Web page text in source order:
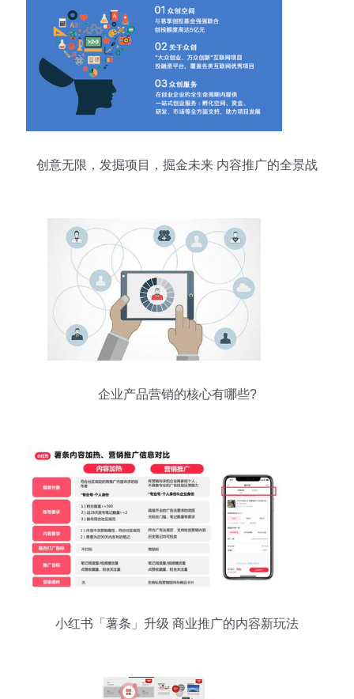
创意无限，发掘项目，掘金未来 内容推广的全景战
企业产品营销的核心有哪些?
小红书「薯条」升级 商业推广的内容新玩法